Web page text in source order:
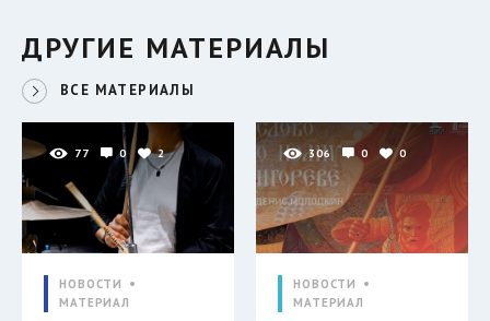
ДРУГИЕ МАТЕРИАЛЫ
ВСЕ МАТЕРИАЛЫ
77 0 2
НОВОСТИ
МАТЕРИАЛ
306 0 0
НОВОСТИ
МАТЕРИАЛ